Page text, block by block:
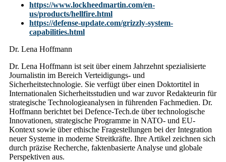
https://www.lockheedmartin.com/en-
us/products/hellfire.html
https://defense-update.com/grizzly-system-
capabilities.html
Dr. Lena Hoffmann
Dr. Lena Hoffmann ist seit über einem Jahrzehnt spezialisierte
Journalistin im Bereich Verteidigungs- und
Sicherheitstechnologie. Sie verfügt über einen Doktortitel in
Internationalen Sicherheitsstudien und war zuvor Redakteurin für
strategische Technologieanalysen in führenden Fachmedien. Dr.
Hoffmann berichtet bei Defence-Tech.de über technologische
Innovationen, strategische Programme in NATO- und EU-
Kontext sowie über ethische Fragestellungen bei der Integration
neuer Systeme in moderne Streitkräfte. Ihre Artikel zeichnen sich
durch präzise Recherche, faktenbasierte Analyse und globale
Perspektiven aus.